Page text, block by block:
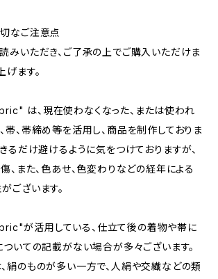
なご注意点
みいただき、ご了承の上でご購入いただけま
ます。
は、現在使わなくなった、または使われ
帯、帯締め等を活用し、商品を制作しておりま
るだけ避けるように気をつけておりますが、
、また、色あせ、色変わりなどの経年による
ございます。
が活用している、仕立て後の着物や帯に
ついての記載がない場合が多々ございます。
絹のものが多い一方で、人絹や交繊などの類